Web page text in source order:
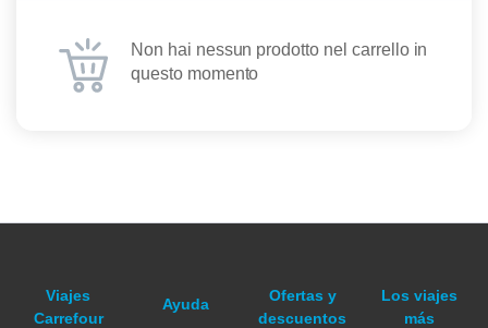
Non hai nessun prodotto nel carrello in
questo momento
Viajes
Carrefour
Ayuda
Ofertas y
descuentos
Los viajes
más